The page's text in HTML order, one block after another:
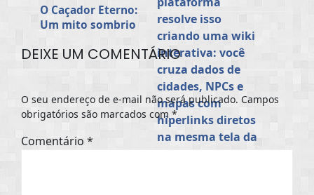
O Caçador Eterno:
Um mito sombrio
RPG de Fantasia
DEIXE UM COMENTÁRIO
O seu endereço de e-mail não será publicado. Campos
obrigatórios são marcados com *
Comentário *